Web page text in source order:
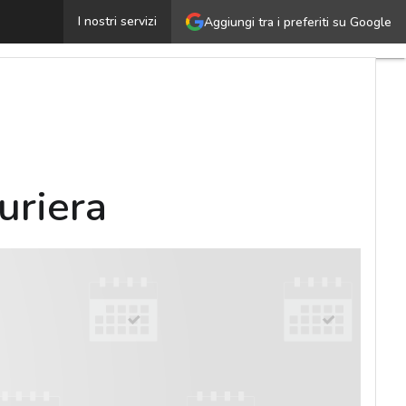
Aggiungi tra i preferiti su Google
I nostri servizi
I nuovi imperativi dell’industria manifatturieraUltimi
articoli
Cultura